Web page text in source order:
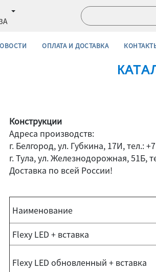
ОПЛАТА И ДОСТАВКА
Конструкции
Адреса производств:
г. Белгород, ул. Губкина, 17И, тел.:
г. Тула, ул. Железнодорожная, 51Б,
Доставка по всей России!
Наименование
Flexy LED + вставка
Flexy LED обновленный + вставка